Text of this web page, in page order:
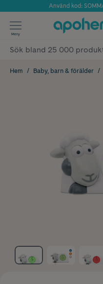
Årets Butik
Använd kod:
✓
✓
Meny
Hem Baby, barn & förälder